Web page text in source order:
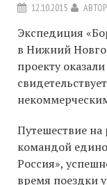
12.10.2015 АВТОР
Экспедиция
в Нижний
проекту
Путешествие на
командой
Россия»,
время поездки